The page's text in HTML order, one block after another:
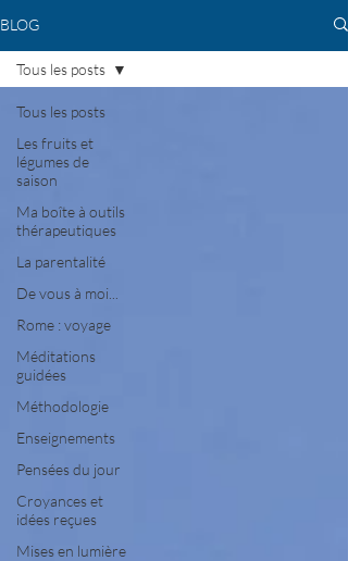
BLOG
Tous les posts
Les fruits et
légumes de
saison
Ma boîte à outils
thérapeutiques
La parentalité
De vous à moi...
Rome : voyage
Méditations
guidées
Méthodologie
Enseignements
Pensées du jour
Croyances et
idées reçues
Mises en lumière
Tous les posts